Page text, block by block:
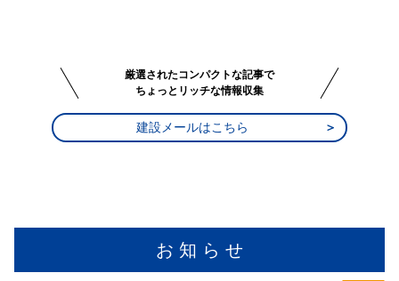
お 知 ら せ
厳選されたコンパクトな記事で
ちょっとリッチな情報収集
建設メールはこちら